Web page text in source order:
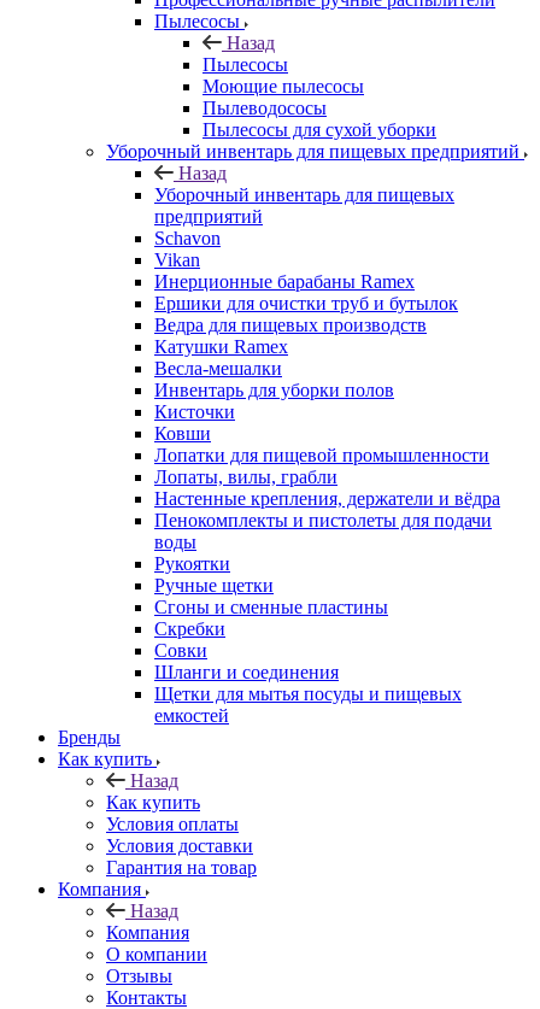
Пылесосы
Назад
Пылесосы
Моющие пылесосы
Пылеводососы
Пылесосы для сухой уборки
Уборочный инвентарь для пищевых предприятий
Назад
Уборочный инвентарь для пищевых
предприятий
Schavon
Vikan
Инерционные барабаны Ramex
Ершики для очистки труб и бутылок
Ведра для пищевых производств
Катушки Ramex
Весла-мешалки
Инвентарь для уборки полов
Кисточки
Ковши
Лопатки для пищевой промышленности
Лопаты, вилы, грабли
Настенные крепления, держатели и вёдра
Пенокомплекты и пистолеты для подачи
воды
Рукоятки
Ручные щетки
Сгоны и сменные пластины
Скребки
Совки
Шланги и соединения
Щетки для мытья посуды и пищевых
емкостей
Бренды
Как купить
Назад
Как купить
Условия оплаты
Условия доставки
Гарантия на товар
Компания
Назад
Компания
О компании
Отзывы
Контакты